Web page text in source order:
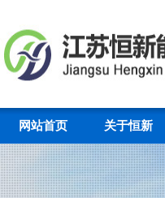
网站首页 关于恒新